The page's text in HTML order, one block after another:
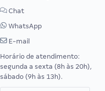
Chat
WhatsApp
E-mail
Horário de atendimento:
segunda a sexta (8h às 20h),
sábado (9h às 13h).